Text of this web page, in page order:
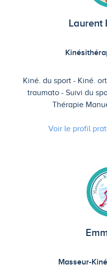
Laurent
Kiné. du sport Kiné.
traumato
Suivi du
Thérapie
Voir le profil
Masseur-